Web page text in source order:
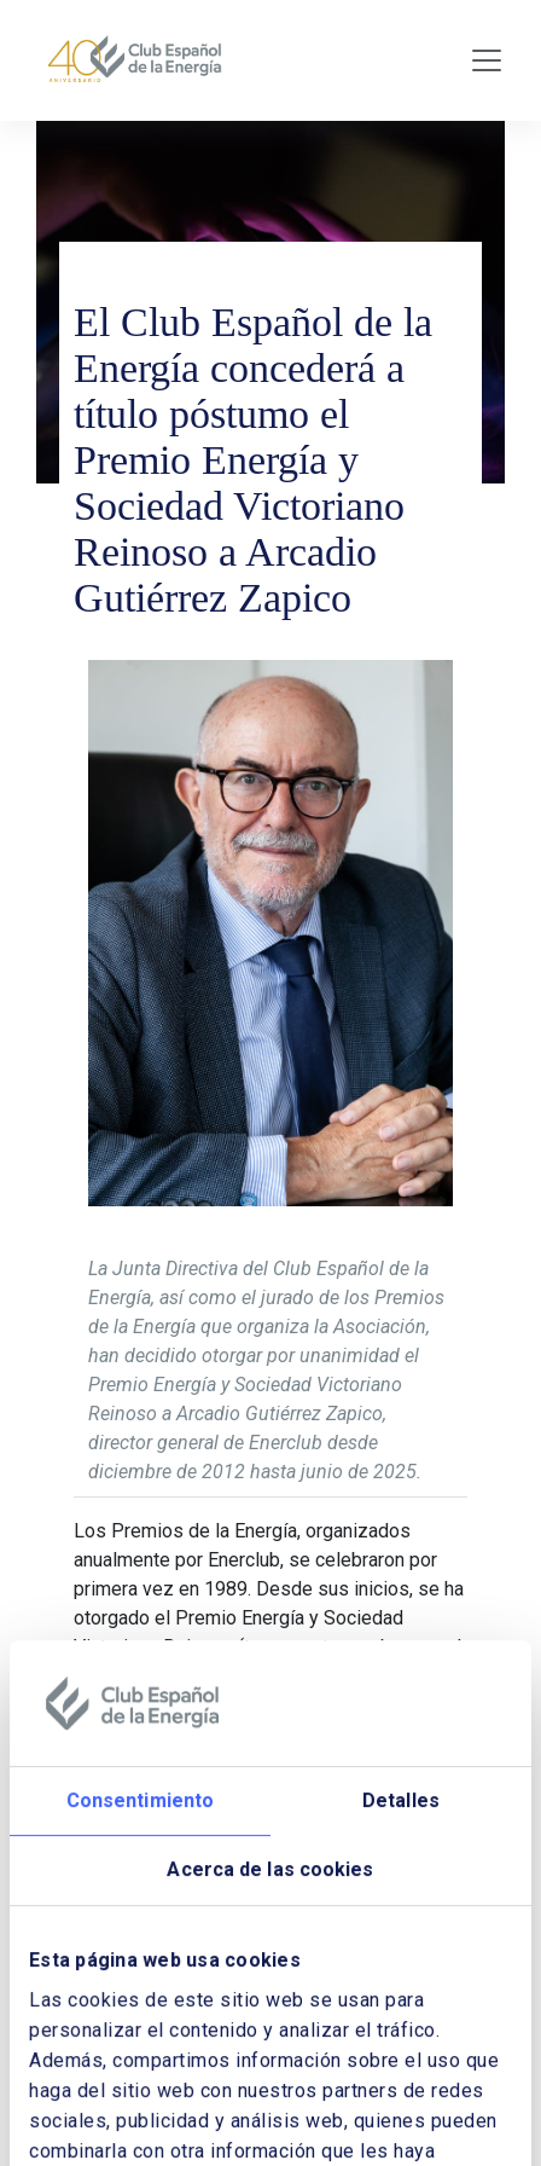
Consentimiento Detalles
Acerca de las cookies
Esta página web usa cookies
Las cookies de este sitio web se usan para
personalizar el contenido y analizar el tráfico.
Además, compartimos información sobre el uso que
haga del sitio web con nuestros partners de redes
sociales, publicidad y análisis web, quienes pueden
combinarla con otra información que les haya
El Club Español de la
Energía concederá a
título póstumo el
Premio Energía y
Sociedad Victoriano
Reinoso a Arcadio
Gutiérrez Zapico
La Junta Directiva del Club Español de la
Energía, así como el jurado de los Premios
de la Energía que organiza la Asociación,
han decidido otorgar por unanimidad el
Premio Energía y Sociedad Victoriano
Reinoso a Arcadio Gutiérrez Zapico,
director general de Enerclub desde
diciembre de 2012 hasta junio de 2025.
Los Premios de la Energía, organizados
anualmente por Enerclub, se celebraron por
primera vez en 1989. Desde sus inicios, se ha
otorgado el Premio Energía y Sociedad
Victoriano Reinoso (toman este nombre por el
reconocimiento a una personalidad por su
extensa y dilatada trayectoria profesional y su
contribución al sector energético.
En esta edición, la número 35, que tendrá lugar
en el último trimestre del año, el premio será
concedido a título póstumo, con el unánime
Arcadio Gutiérrez , (Asturias, 1953) ha sido
un referente en el sector energético, en el que
comenzó su trayectoria profesional en 1976.
En 1987 ingresó en el Cuerpo Técnico de la
Administración Civil del Estado, donde fue
subdirector general en los ministerios de
Trabajo y Seguridad Social y de Industria y